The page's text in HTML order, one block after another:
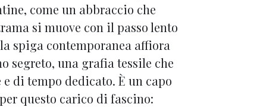
come un abbraccio che
si muove con il passo lento
spiga contemporanea affiora
segreto, una grafia tessile che
di tempo dedicato. È un capo
questo carico di fascino: